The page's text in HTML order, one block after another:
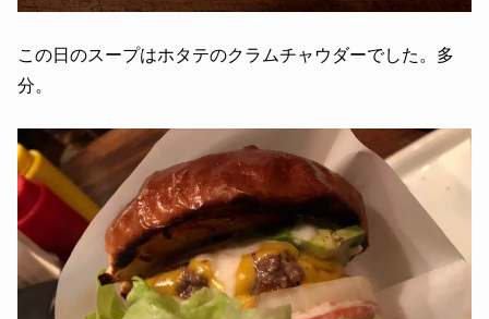
この日のスープはホタテのクラムチャウダーでした。多
分。